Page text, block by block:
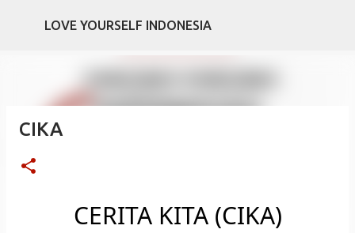
Skip to main content
LOVE YOURSELF INDONESIA
CIKA
CERITA KITA (CIKA)